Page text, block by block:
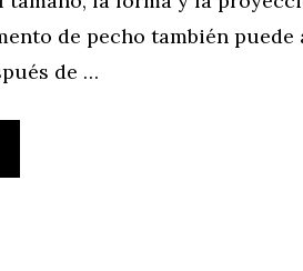
de pecho también
de …